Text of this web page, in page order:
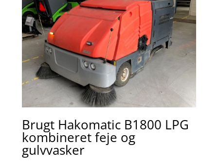
Brugt Hakomatic B1800 LPG
kombineret feje og
gulvvasker